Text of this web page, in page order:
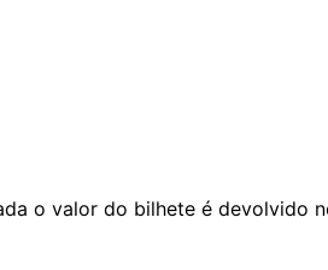
o valor do bilhete é devolvido